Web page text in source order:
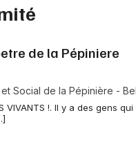
de la Pépiniere
Social de la Pépinière -
VIVANTS !. Il y a des gens